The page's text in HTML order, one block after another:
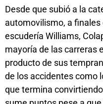
Desde que subió a la
automovilismo, a finales
escudería Williams,
mayoría de las carreras
producto de sus
de los accidentes como
que termina